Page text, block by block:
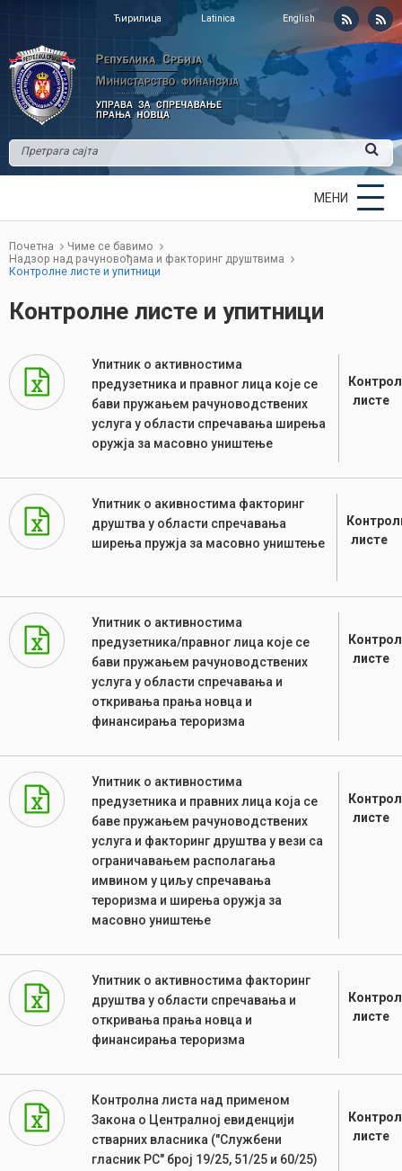
Ћирилица Latinica English
МЕНИ
Почетна
Чиме се бавимо
Надзор над рачуновођама и факторинг друштвима
Контролне листе и упитници
Контролне листе и упитници
Упитник о активностима
предузетника и правног лица које се
бави пружањем рачуноводствених
услуга у области спречавања ширења
оружја за масовно уништење
листе
Упитник о акивностима факторинг
друштва у области спречавања
ширења пружја за масовно уништење
листе
Упитник о активностима
предузетника/правног лица које се
бави пружањем рачуноводствених
услуга у области спречавања и
откривања прања новца и
финансирања тероризма
листе
Упитник о активностима
предузетника и правних лица која се
баве пружањем рачуноводствених
услуга и факторинг друштва у вези са
ограничавањем располагања
имвином у циљу спречавања
тероризма и ширења оружја за
масовно уништење
листе
Упитник о активностима факторинг
друштва у области спречавања и
откривања прања новца и
финансирања тероризма
листе
Контролна листа над применом
Закона о Централној евиденцији
стварних власника ("Службени
гласник РС" број 19/25, 51/25 и 60/25)
листе